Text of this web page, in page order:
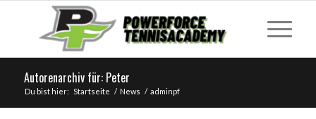
Autorenarchiv für: Peter
Du bist hier: Startseite / News / adminpf